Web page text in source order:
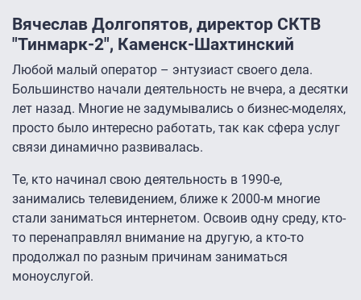
Вячеслав Долгопятов, директор СКТВ
"Тинмарк-2", Каменск-Шахтинский
Любой малый оператор – энтузиаст своего дела.
Большинство начали деятельность не вчера, а десятки
лет назад. Многие не задумывались о бизнес-моделях,
просто было интересно работать, так как сфера услуг
связи динамично развивалась.
Те, кто начинал свою деятельность в 1990-е,
занимались телевидением, ближе к 2000-м многие
стали заниматься интернетом. Освоив одну среду, кто-
то перенаправлял внимание на другую, а кто-то
продолжал по разным причинам заниматься
моноуслугой.